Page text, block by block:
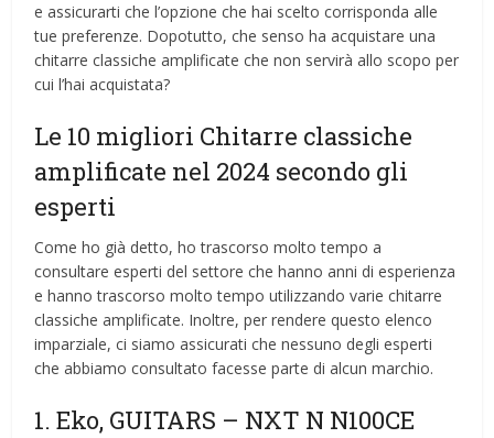
e assicurarti che l’opzione che hai scelto corrisponda alle
tue preferenze. Dopotutto, che senso ha acquistare una
chitarre classiche amplificate che non servirà allo scopo per
cui l’hai acquistata?
Le 10 migliori Chitarre classiche
amplificate nel 2024 secondo gli
esperti
Come ho già detto, ho trascorso molto tempo a
consultare esperti del settore che hanno anni di esperienza
e hanno trascorso molto tempo utilizzando varie chitarre
classiche amplificate. Inoltre, per rendere questo elenco
imparziale, ci siamo assicurati che nessuno degli esperti
che abbiamo consultato facesse parte di alcun marchio.
1. Eko, GUITARS – NXT N N100CE